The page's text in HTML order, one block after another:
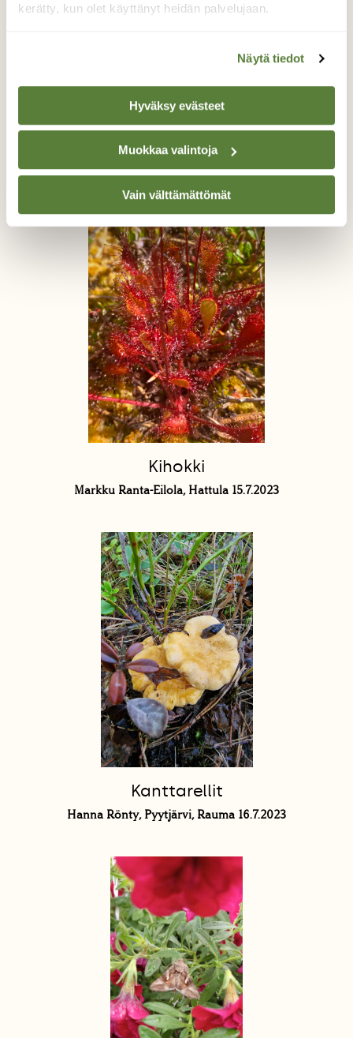
kerätty, kun olet käyttänyt heidän palvelujaan.
Näytä tiedot
Hyväksy evästeet
Muokkaa valintoja
Vain välttämättömät
Sudenkorennon kuoriutuminen
Kihokki
Markku Ranta-Eilola, Hattula 15.7.2023
Kanttarellit
Hanna Rönty, Pyytjärvi, Rauma 16.7.2023